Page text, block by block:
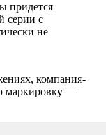
придется
серии с
не
компания-
маркировку —